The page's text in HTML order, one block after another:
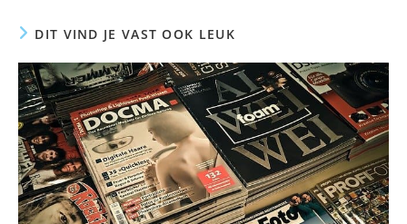
DIT VIND JE VAST OOK LEUK